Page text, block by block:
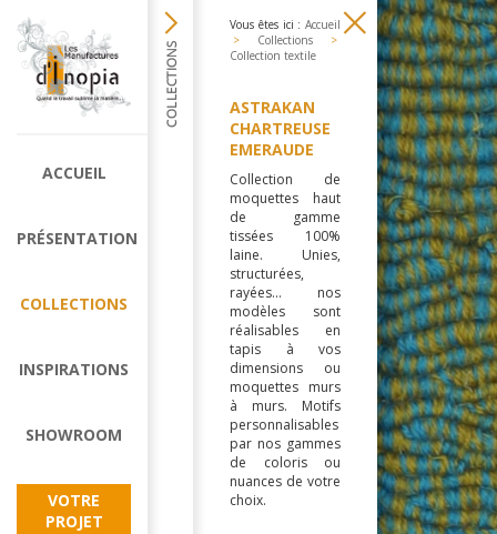
ACCUEIL
PRÉSENTATION
COLLECTIONS
INSPIRATIONS
SHOWROOM
VOTRE
PROJET
Vous êtes ici : Accueil
>
Collections
>
Collection textile
ASTRAKAN
CHARTREUSE
EMERAUDE
Collection de
moquettes haut
de gamme
tissées 100%
laine. Unies,
structurées,
rayées... nos
modèles sont
réalisables en
tapis à vos
dimensions ou
moquettes murs
à murs. Motifs
personnalisables
par nos gammes
de coloris ou
nuances de votre
choix.